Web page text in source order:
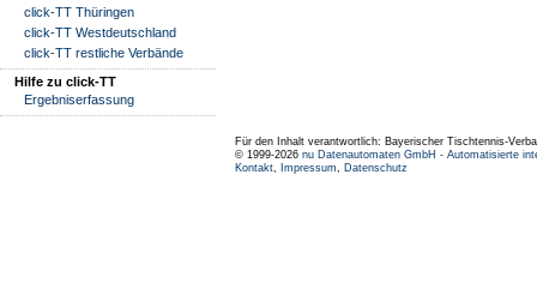
click-TT Thüringen
click-TT Westdeutschland
click-TT restliche Verbände
Hilfe zu click-TT
Ergebniserfassung
Für den Inhalt verantwortlich: Bayerischer Tischtennis-
© 1999-2026 nu Datenautomaten GmbH - Automatisierte
Kontakt, Impressum, Datenschutz